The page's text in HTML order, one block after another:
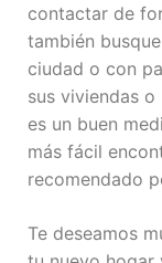
contactar de
también
ciudad o con
sus viviendas o
es un buen
más fácil
recomendado
Te deseamos